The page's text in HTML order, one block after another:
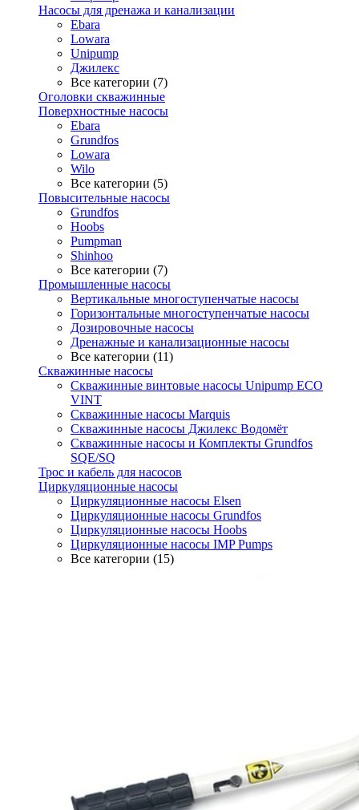
Насосы для дренажа и канализации
Ebara
Lowara
Unipump
Джилекс
Все категории (7)
Оголовки скважинные
Поверхностные насосы
Ebara
Grundfos
Lowara
Wilo
Все категории (5)
Повысительные насосы
Grundfos
Hoobs
Pumpman
Shinhoo
Все категории (7)
Промышленные насосы
Вертикальные многоступенчатые насосы
Горизонтальные многоступенчатые насосы
Дозировочные насосы
Дренажные и канализационные насосы
Все категории (11)
Скважинные насосы
Скважинные винтовые насосы Unipump ECO
VINT
Скважинные насосы Marquis
Скважинные насосы Джилекс Водомёт
Скважинные насосы и Комплекты Grundfos
SQE/SQ
Трос и кабель для насосов
Циркуляционные насосы
Циркуляционные насосы Elsen
Циркуляционные насосы Grundfos
Циркуляционные насосы Hoobs
Циркуляционные насосы IMP Pumps
Все категории (15)